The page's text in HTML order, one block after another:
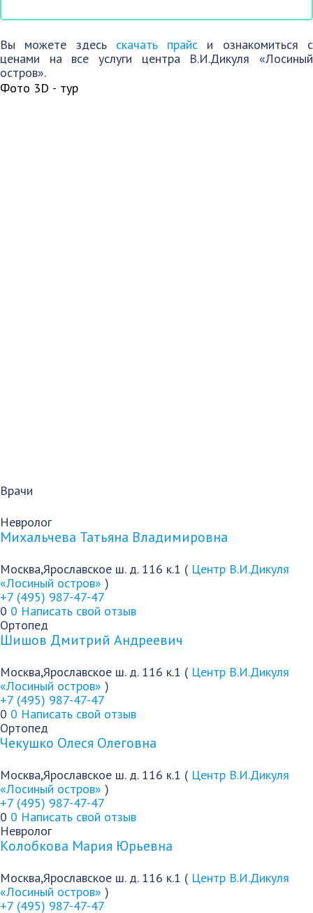
Вы можете здесь скачать прайс и ознакомиться с
ценами на все услуги центра В.И.Дикуля «Лосиный
остров».
Фото 3D - тур
Врачи
Невролог
Михальчева Татьяна Владимировна
Москва,Ярославское ш. д. 116 к.1 ( Центр В.И.Дикуля
«Лосиный остров» )
+7 (495) 987-47-47
0 0 Написать свой отзыв
Ортопед
Шишов Дмитрий Андреевич
Москва,Ярославское ш. д. 116 к.1 ( Центр В.И.Дикуля
«Лосиный остров» )
+7 (495) 987-47-47
0 0 Написать свой отзыв
Ортопед
Чекушко Олеся Олеговна
Москва,Ярославское ш. д. 116 к.1 ( Центр В.И.Дикуля
«Лосиный остров» )
+7 (495) 987-47-47
0 0 Написать свой отзыв
Невролог
Колобкова Мария Юрьевна
Москва,Ярославское ш. д. 116 к.1 ( Центр В.И.Дикуля
«Лосиный остров» )
+7 (495) 987-47-47